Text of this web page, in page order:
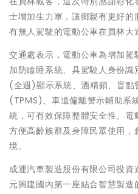
士增加生力軍，讓鄉親有更好
有無人駕駛的電動公車在員林大
交通處表示，電動公車為增加
加防瞌睡系統、具駕駛人身份
(全週)顯示系統、酒精鎖、盲
(TPMS)、車道偏離警示輔助系
統，可有效保障整體安全性。電
方便高齡族群及身障民眾使用
境。
成運汽車製造股份有限公司投
元興建國內第一座結合智慧製